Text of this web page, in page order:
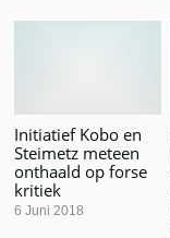
Initiatief Kobo en
Steimetz meteen
onthaald op forse
kritiek
6 Juni 2018